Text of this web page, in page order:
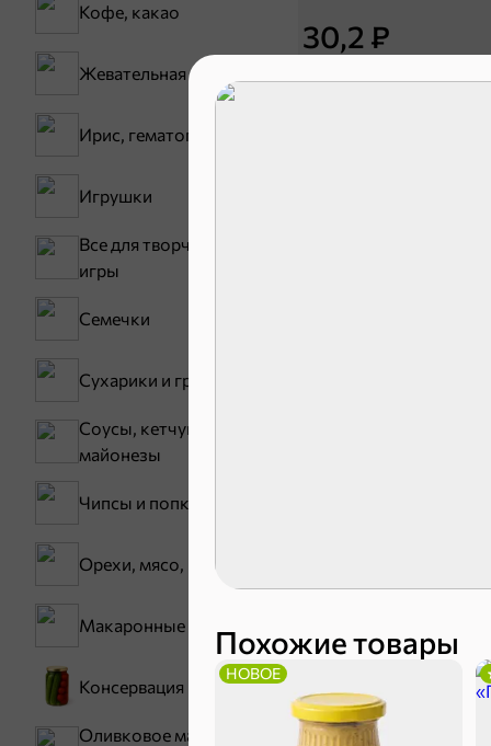
Похожие товары
НОВОЕ
Кофе, какао
Жевательная резинка
Ирис, гематоген
Игрушки
Все для творчества,
игры
Семечки
Сухарики и гренки
Соусы, кетчупы,
майонезы
Чипсы и попкорн
Орехи, мясо, рыба
Макаронные изделия
Консервация
Оливковое масло,
30,2 ₽